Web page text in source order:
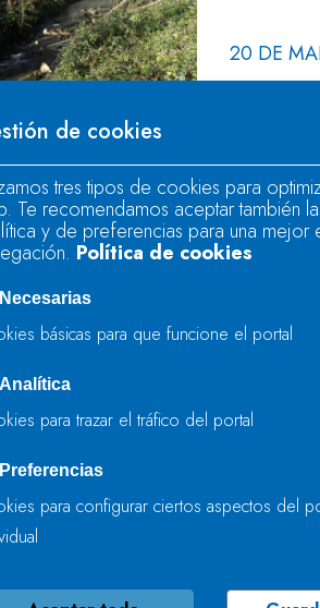
20 DE
LA
ACTÚA
19 DE
LA
de cookies
tres tipos de cookies para
Te recomendamos aceptar también
y de preferencias para una mejor
Política de cookies
Necesarias
básicas para que funcione el portal
Analítica
para trazar el tráfico del portal
Preferencias
para configurar ciertos aspectos del